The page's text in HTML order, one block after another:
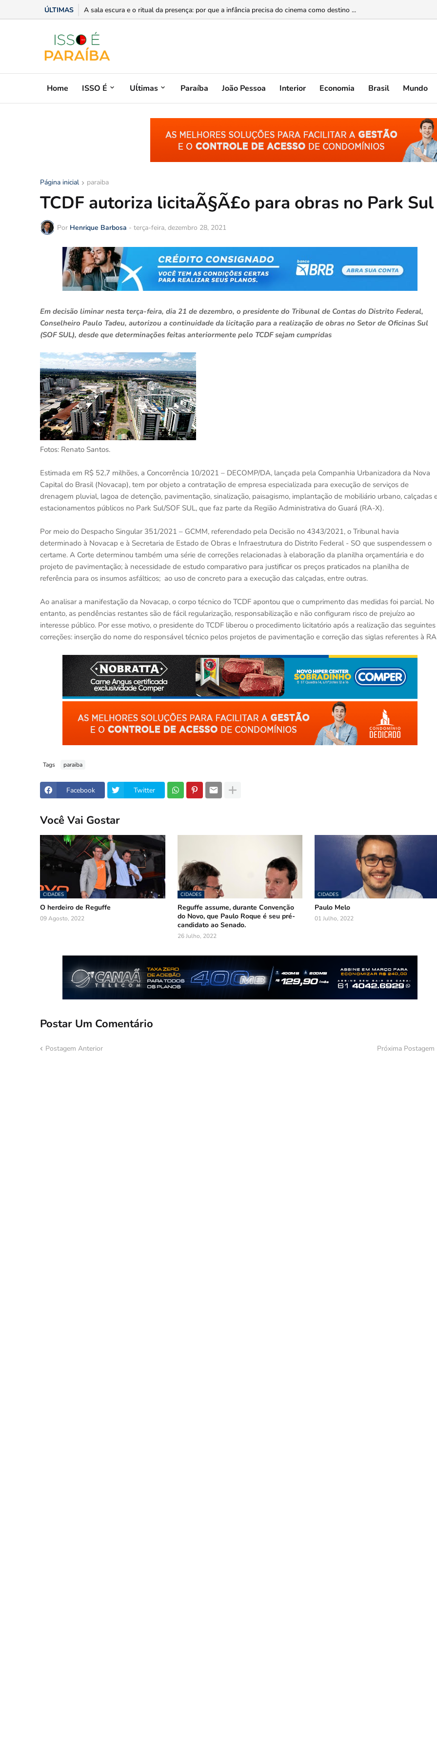
ÚLTIMAS “Você sabe com quem está falando?”: A corrupção sistêmica nos órgãos públicos ...
Home ISSO É Uĺtimas Paraíba João Pessoa Interior Economia Brasil Mundo
Página inicial paraiba
TCDF autoriza licitaÃ§Ã£o para obras no Park Sul
Por Henrique Barbosa - terça-feira, dezembro 28, 2021
Em decisão liminar nesta terça-feira, dia 21 de dezembro, o presidente do Tribunal de Contas do Distrito Federal,
Conselheiro Paulo Tadeu, autorizou a continuidade da licitação para a realização de obras no Setor de Oficinas Sul
(SOF SUL), desde que determinações feitas anteriormente pelo TCDF sejam cumpridas
Fotos: Renato Santos.
Estimada em R$ 52,7 milhões, a Concorrência 10/2021 – DECOMP/DA, lançada pela Companhia Urbanizadora da Nova
Capital do Brasil (Novacap), tem por objeto a contratação de empresa especializada para execução de serviços de
drenagem pluvial, lagoa de detenção, pavimentação, sinalização, paisagismo, implantação de mobiliário urbano, calçadas
estacionamentos públicos no Park Sul/SOF SUL, que faz parte da Região Administrativa do Guará (RA-X).
Por meio do Despacho Singular 351/2021 – GCMM, referendado pela Decisão no 4343/2021, o Tribunal havia
determinado à Novacap e à Secretaria de Estado de Obras e Infraestrutura do Distrito Federal - SO que suspendessem o
certame. A Corte determinou também uma série de correções relacionadas à elaboração da planilha orçamentária e do
projeto de pavimentação; à necessidade de estudo comparativo para justificar os preços praticados na planilha de
referência para os insumos asfálticos; ao uso de concreto para a execução das calçadas, entre outras.
Ao analisar a manifestação da Novacap, o corpo técnico do TCDF apontou que o cumprimento das medidas foi parcial. No
entanto, as pendências restantes são de fácil regularização, responsabilização e não configuram risco de prejuízo ao
interesse público. Por esse motivo, o presidente do TCDF liberou o procedimento licitatório após a realização das seguintes
correções: inserção do nome do responsável técnico pelos projetos de pavimentação e correção das siglas referentes à
Tags paraiba
Facebook Twitter
Você Vai Gostar
CIDADES
O herdeiro de Reguffe
09 Agosto, 2022
CIDADES
Reguffe assume, durante Convenção
do Novo, que Paulo Roque é seu pré-
candidato ao Senado.
26 Julho, 2022
CIDADES
Paulo Melo
01 Julho, 2022
Postar Um Comentário
Postagem Anterior Próxima Postagem